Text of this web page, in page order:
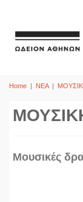
Home | ΝΕΑ |
Mουσικές